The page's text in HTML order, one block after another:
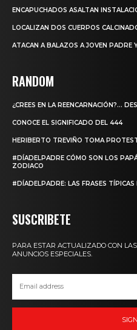
ENCAPUCHADOS ASALTAN
LOCALIZAN DOS CUERPOS
ATACAN A BALAZOS A JOVEN PADRE
RANDOM
¿CREES EN LA REENCARNACIÓN?…
CONOCE EL SIGNIFICADO DEL 444
HERIBERTO TREVIÑO TOMA
#DÍADELPADRE CÓMO SON LOS
ZODIACO
#DÍADELPADRE: LAS FRASES TÍPICAS
SUSCRIBETE
PARA ESTAR ACTUALIZADO CON
ANUNCIOS ESPECIALES.